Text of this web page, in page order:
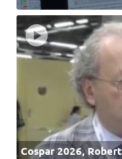
Cospar 2026,